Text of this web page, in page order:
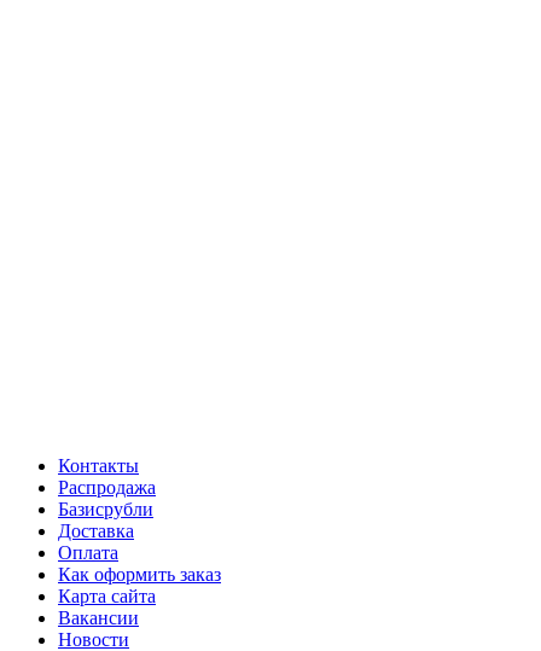
Контакты
Распродажа
Базисрубли
Доставка
Оплата
Как оформить заказ
Карта сайта
Вакансии
Новости